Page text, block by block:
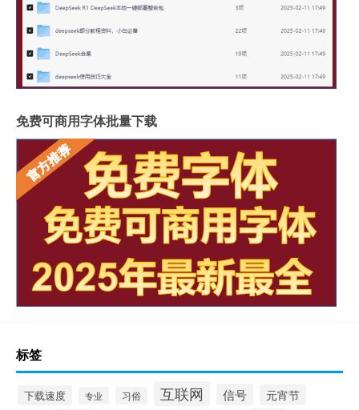
免费可商用字体批量下载
标签
下载速度 专业 习俗 互联网 信号 元宵节